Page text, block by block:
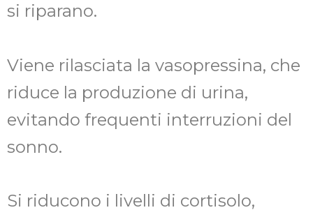
si riparano.
Viene rilasciata la vasopressina, che
riduce la produzione di urina,
evitando frequenti interruzioni del
sonno.
Si riducono i livelli di cortisolo,